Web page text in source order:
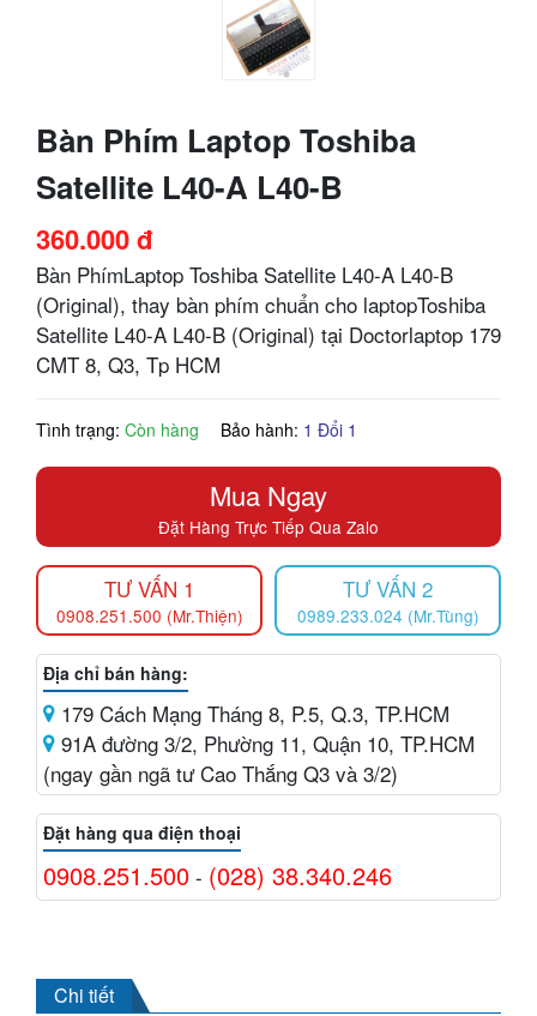
Bàn Phím Laptop Toshiba
Satellite L40-A L40-B
360.000 đ
Bàn PhímLaptop Toshiba Satellite L40-A L40-B
(Original), thay bàn phím chuẩn cho laptopToshiba
Satellite L40-A L40-B (Original) tại Doctorlaptop 179
CMT 8, Q3, Tp HCM
Tình trạng: Còn hàng Bảo hành: 1 Đổi 1
Mua Ngay
Đặt Hàng Trực Tiếp Qua Zalo
TƯ VẤN 1
0908.251.500 (Mr.Thiện)
TƯ VẤN 2
0989.233.024 (Mr.Tùng)
Địa chỉ bán hàng:
179 Cách Mạng Tháng 8, P.5, Q.3, TP.HCM
91A đường 3/2, Phường 11, Quận 10, TP.HCM
(ngay gần ngã tư Cao Thắng Q3 và 3/2)
Đặt hàng qua điện thoại
0908.251.500 - (028) 38.340.246
Chi tiết